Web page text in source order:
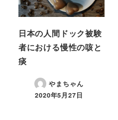
日本の人間ドック被験
者における慢性の咳と
痰
やまちゃん
2020年5月27日